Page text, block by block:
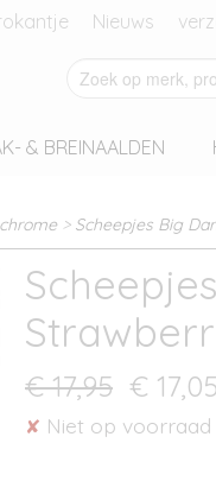
Nieuws
& BREINAALDEN
> Scheepjes Big
€ 17,95 € 17,05
✘ Niet op voorraad